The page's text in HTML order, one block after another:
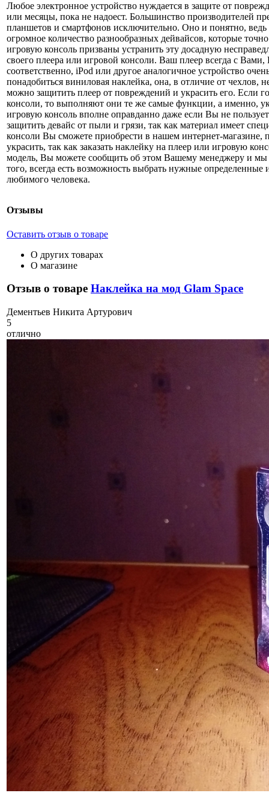
Любое электронное устройство нуждается в защите от
или месяцы, пока не надоест. Большинство производителей
планшетов и смартфонов исключительно. Оно и понятно,
огромное количество разнообразных дейвайсов, которые
игровую консоль призваны устранить эту досадную
своего плеера или игровой консоли. Ваш плеер всегда с
соответственно, iPod или другое аналогичное устройство
понадобиться виниловая наклейка, она, в отличие от
можно защитить плеер от повреждений и украсить его. Если
консоли, то выполняют они те же самые функции, а именно,
игровую консоль вполне оправданно даже если Вы не
защитить девайс от пыли и грязи, так как материал имеет
консоли Вы сможете приобрести в нашем интернет-
украсить, так как заказать наклейку на плеер или игровую
модель, Вы можете сообщить об этом Вашему менеджеру и мы
того, всегда есть возможность выбрать нужные
любимого человека.
Отзывы
Оставить отзыв о товаре
О других товарах
О магазине
Отзыв о товаре Наклейка на мод Glam Space
Дементьев Никита Артурович
5
отлично